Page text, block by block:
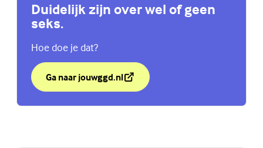
Duidelijk zijn over wel of geen
seks.
Hoe doe je dat?
Ga naar jouwggd.nl
over Duidelijk zijn over wel of geen seks.
(Externe link)